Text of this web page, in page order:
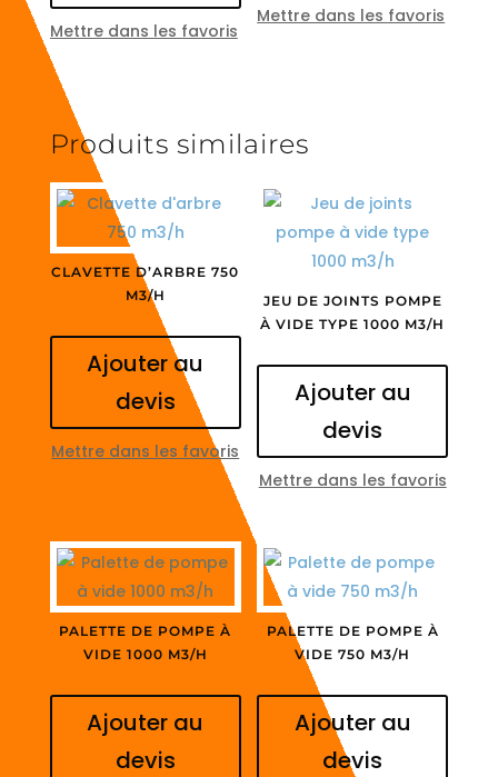
Mettre dans les favoris
Mettre dans les favoris
Produits similaires
CLAVETTE D’ARBRE 750
M3/H
Ajouter au
devis
Mettre dans les favoris
JEU DE JOINTS POMPE
À VIDE TYPE 1000 M3/H
Ajouter au
devis
Mettre dans les favoris
PALETTE DE POMPE À
VIDE 1000 M3/H
Ajouter au
devis
PALETTE DE POMPE À
VIDE 750 M3/H
Ajouter au
devis